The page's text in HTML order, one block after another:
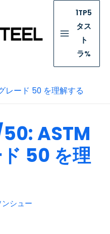
1TP5
タス
ト
ラ%
レード 50 を理解する
ASTM
50 を理
シュー